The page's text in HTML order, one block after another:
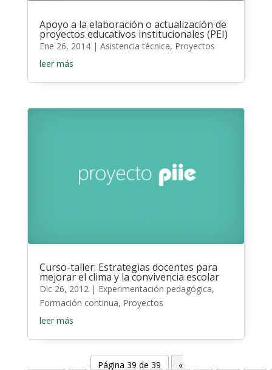
Apoyo a la elaboración o actualización de
proyectos educativos institucionales (PEI)
Ene 26, 2014| Asistencia técnica, Proyectos
leer más
Curso-taller: Estrategias docentes para
mejorar el clima y la convivencia escolar
Dic 26, 2012| Experimentación pedagógica,
Formación continua, Proyectos
leer más
Página 39 de 39 «